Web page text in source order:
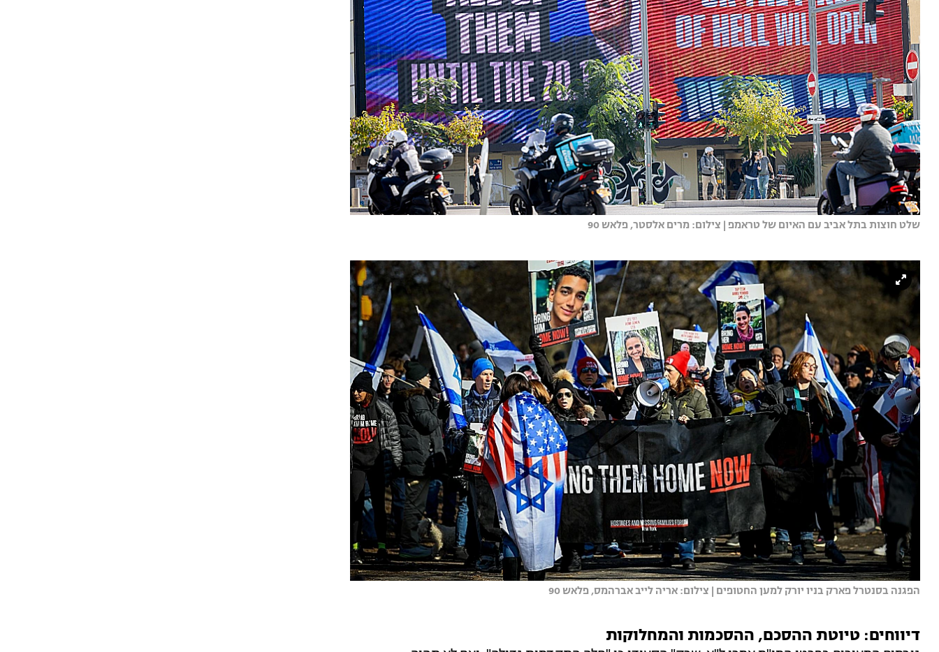
שלט חוצות בתל אביב עם האיום של טראמפ | צילום: מרים אלסטר, פלאש 90
הפגנה בסנטרל פארק בניו יורק למען החטופים | צילום: אריה לייב אברהמס, פלאש 90
דיווחים: טיוטת ההסכם, ההסכמות והמחלוקות